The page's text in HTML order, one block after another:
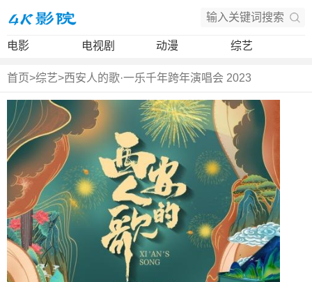
电影 电视剧 动漫 综艺
首页>综艺>西安人的歌·一乐千年跨年演唱会 2023